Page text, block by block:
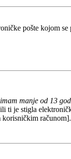
pošte kojom
manje od 13
ti je stigla
korisničkim računom].